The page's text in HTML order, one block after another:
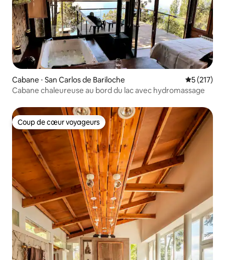
Cabane ⋅ San Carlos de Bariloche Évaluation
5 (217)
Cabane chaleureuse au bord du lac avec hydromassage
Coup de cœur voyageurs
Coup de cœur voyageurs